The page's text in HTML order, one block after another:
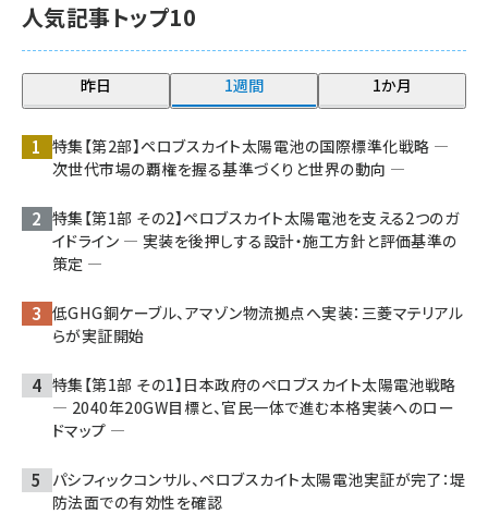
人気記事トップ10
昨日 1週間 1か月
特集【第2部】ペロブスカイト太陽電池の国際標準化戦略 ―
次世代市場の覇権を握る基準づくりと世界の動向 ―
特集【第1部 その2】ペロブスカイト太陽電池を支える2つのガ
イドライン ― 実装を後押しする設計・施工方針と評価基準の
策定 ―
低GHG銅ケーブル、アマゾン物流拠点へ実装：三菱マテリアル
らが実証開始
特集【第1部 その1】日本政府のペロブスカイト太陽電池戦略
― 2040年20GW目標と、官民一体で進む本格実装へのロー
ドマップ ―
パシフィックコンサル、ペロブスカイト太陽電池実証が完了：堤
防法面での有効性を確認